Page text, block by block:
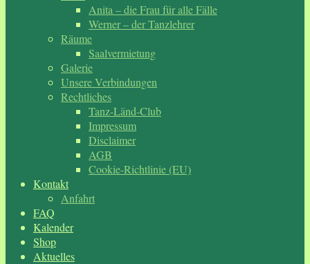
Anita – die Frau für alle Fälle
Werner – der Tanzlehrer
Räume
Saalvermietung
Galerie
Unsere Verbindungen
Rechtliches
Tanz-Länd-Club
Impressum
Disclaimer
AGB
Cookie-Richtlinie (EU)
Kontakt
Anfahrt
FAQ
Kalender
Shop
Aktuelles